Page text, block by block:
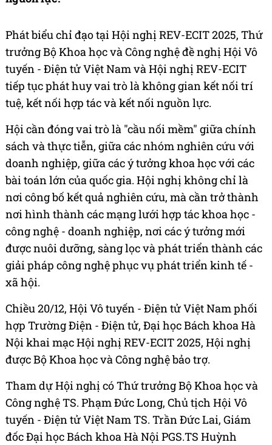
Phát biểu chỉ đạo tại Hội nghị REV-ECIT 2025, Thứ
trưởng Bộ Khoa học và Công nghệ đề nghị Hội Vô
tuyến - Điện tử Việt Nam và Hội nghị REV-ECIT
tiếp tục phát huy vai trò là không gian kết nối trí
tuệ, kết nối hợp tác và kết nối nguồn lực.
Hội cần đóng vai trò là "cầu nối mềm" giữa chính
sách và thực tiễn, giữa các nhóm nghiên cứu với
doanh nghiệp, giữa các ý tưởng khoa học với các
bài toán lớn của quốc gia. Hội nghị không chỉ là
nơi công bố kết quả nghiên cứu, mà cần trở thành
nơi hình thành các mạng lưới hợp tác khoa học -
công nghệ - doanh nghiệp, nơi các ý tưởng mới
được nuôi dưỡng, sàng lọc và phát triển thành các
giải pháp công nghệ phục vụ phát triển kinh tế -
xã hội.
Chiều 20/12, Hội Vô tuyến - Điện tử Việt Nam phối
hợp Trường Điện - Điện tử, Đại học Bách khoa Hà
Nội khai mạc Hội nghị REV-ECIT 2025, Hội nghị
được Bộ Khoa học và Công nghệ bảo trợ.
Tham dự Hội nghị có Thứ trưởng Bộ Khoa học và
Công nghệ TS. Phạm Đức Long, Chủ tịch Hội Vô
tuyến - Điện tử Việt Nam TS. Trần Đức Lai, Giám
đốc Đại học Bách khoa Hà Nội PGS.TS Huỳnh